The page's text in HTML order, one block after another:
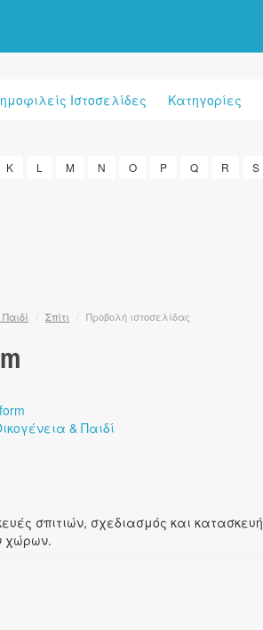
Ιστοσελίδες Κατηγορίες
K L M N O P Q R S
/ Σπίτι / Προβολή ιστοσελίδας
& Παιδί
σπιτιών, σχεδιασμός και κατασκευή
χώρων.